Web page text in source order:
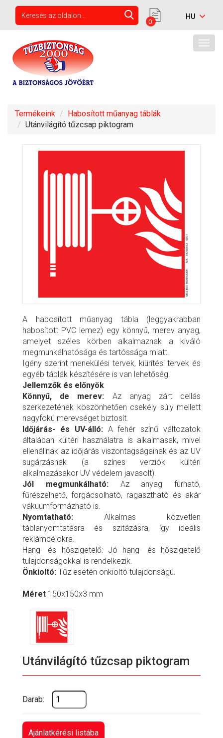
0
Termékeink
Habosított műanyag táblák
Utánvilágító tűzcsap piktogram
A habosított műanyag tábla (leggyakrabban
habosított PVC lemez) egy könnyű, merev anyag,
amelyet széles körben alkalmaznak a kiváló
megmunkálhatósága és tartóssága miatt.
Igény szerint menekülési tervek, kiürítési tervek és
egyéb táblák készítésére is van lehetőség.
Jellemzők és előnyök
Könnyű, de merev: Az anyag zárt cellás
szerkezetének köszönhetően csekély súly mellett
nagyfokú merevséget biztosít.
Időjárás- és UV-álló:A fehér színű változatok
általában kültéri használatra is alkalmasak, mivel
ellenállnak az időjárás viszontagságainak és az UV
sugárzásnak (a színes verziók kültéri
alkalmazásakor UV védelem javasolt).
Jól megmunkálható:Az anyag fúrható,
fűrészelhető, forgácsolható, ragasztható és akár
vákuumformázható is.
Nyomtatható: Alkalmas közvetlen
táblanyomtatásra és szitázásra, így ideális
reklámcélokra.
Hang- és hőszigetelő: Jó hang- és hőszigetelő
tulajdonságokkal is rendelkezik.
Önkioltó: Tűz esetén önkioltó tulajdonságú.
Méret 150x150x3 mm
Utánvilágító tűzcsap piktogram
Darab:
Ajánlatkérési listába